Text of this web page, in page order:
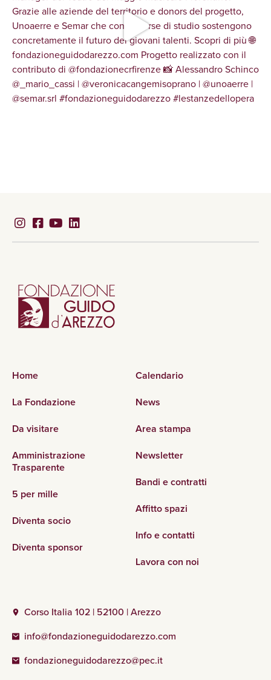
Home
La Fondazione
Da visitare
Amministrazione
Trasparente
5 per mille
Diventa socio
Diventa sponsor
Calendario
News
Area stampa
Newsletter
Bandi e contratti
Affitto spazi
Info e contatti
Lavora con noi
Corso Italia 102 | 52100 | Arezzo
info@fondazioneguidodarezzo.com
fondazioneguidodarezzo@pec.it